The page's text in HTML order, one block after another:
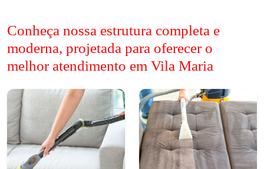
Conheça nossa estrutura completa e
moderna, projetada para oferecer o
melhor atendimento em Vila Maria